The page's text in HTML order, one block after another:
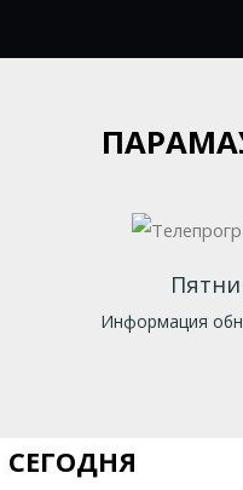
Информация
СЕГОДНЯ